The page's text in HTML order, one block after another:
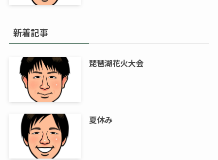
新着記事
琵琶湖花火大会
夏休み